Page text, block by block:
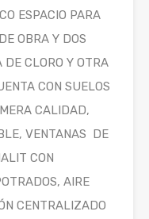
ESPACIO PARA
OBRA Y DOS
CLORO Y OTRA
CON SUELOS
CALIDAD,
VENTANAS DE
CON
AIRE
CENTRALIZADO